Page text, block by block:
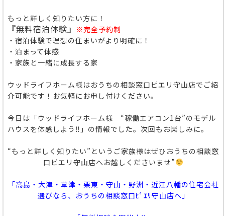
もっと詳しく知りたい方に！
『無料宿泊体験』 ※完全予約制
・宿泊体験で理想の住まいがより明確に！
・泊まって体感
・家族と一緒に成長する家
ウッドライフホーム様はおうちの相談窓口ピエリ守山店でご紹
介可能です！お気軽にお申し付けください。
今日は「ウッドライフホーム様 “稼働エアコン1台”のモデル
ハウスを体感しよう‼」の情報でした。次回もお楽しみに。
“もっと詳しく知りたい”というご家族様はぜひおうちの相談窓
口ピエリ守山店へお越しくださいませ”
「高島・大津・草津・栗東・守山・野洲・近江八幡の住宅会社
選びなら、おうちの相談窓口ﾋﾟｴﾘ守山店へ」